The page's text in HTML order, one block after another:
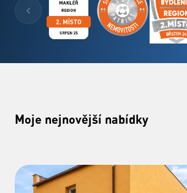
Moje nejnovější nabídky